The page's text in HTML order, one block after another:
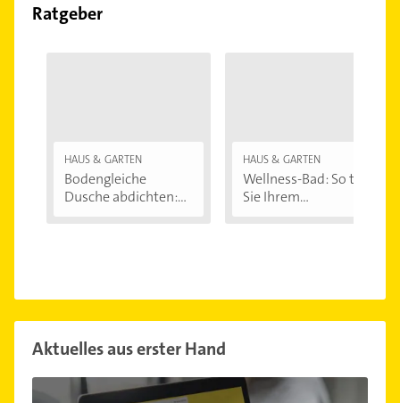
Ratgeber
HAUS & GARTEN
Bodengleiche
Dusche abdichten:...
HAUS & GARTEN
Wellness-Bad: So tun
Sie Ihrem...
Aktuelles aus erster Hand